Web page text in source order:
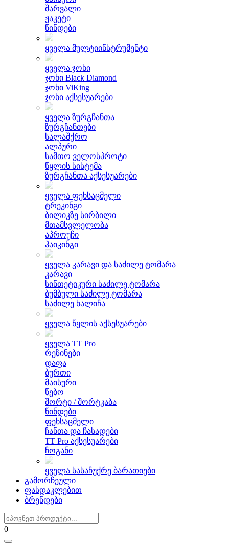
შარვალი
ჟაკეტი
წინდები
ყველა მულტიინსტრუმენტი
ყველა ჯოხი
ჯოხი Black Diamond
ჯოხი ViKing
ჯოხი აქსესუარები
ყველა ზურგჩანთა
ზურგჩანთები
სალაშქრო
ალპური
სამთო ველოსპროტი
წყლის სისტემა
ზურგჩანთა აქსესუარები
ყველა ფეხსაცმელი
ტრეკინგი
ბილიკზე სირბილი
მთამსვლელობა
აპროუჩი
ჰაიკინგი
ყველა კარავი და საძილე ტომარა
კარავი
სინთეტიკური საძილე ტომარა
ბუმბული საძილე ტომარა
საძილე ხალიჩა
ყველა წყლის აქსესუარები
ყველა TT Pro
რეზინები
დაფა
ბურთი
მაისური
წებო
შორტი / შორტკაბა
წინდები
ფეხსაცმელი
ჩანთა და ჩასადები
TT Pro აქსესუარები
ჩოგანი
ყველა სასაჩუქრე ბარათიები
გამორჩეული
ფასდაკლებით
ბრენდები
0